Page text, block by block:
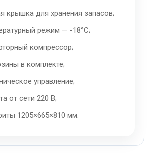
крышка для хранения запасов;
режим — -18°C;
компрессор;
в комплекте;
управление;
от сети 220 В;
1205×665×810 мм.